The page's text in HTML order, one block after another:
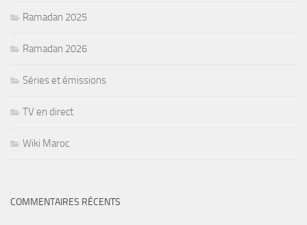
Ramadan 2025
Ramadan 2026
Séries et émissions
TV en direct
Wiki Maroc
COMMENTAIRES RÉCENTS